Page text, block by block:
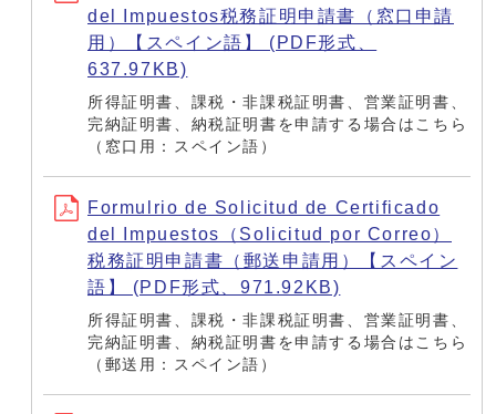
del Impuestos税務証明申請書（窓口申請
用）【スペイン語】 (PDF形式、
637.97KB)
所得証明書、課税・非課税証明書、営業証明書、
完納証明書、納税証明書を申請する場合はこちら
（窓口用：スペイン語）
Formulrio de Solicitud de Certificado
del Impuestos（Solicitud por Correo）
税務証明申請書（郵送申請用）【スペイン
語】 (PDF形式、971.92KB)
所得証明書、課税・非課税証明書、営業証明書、
完納証明書、納税証明書を申請する場合はこちら
（郵送用：スペイン語）